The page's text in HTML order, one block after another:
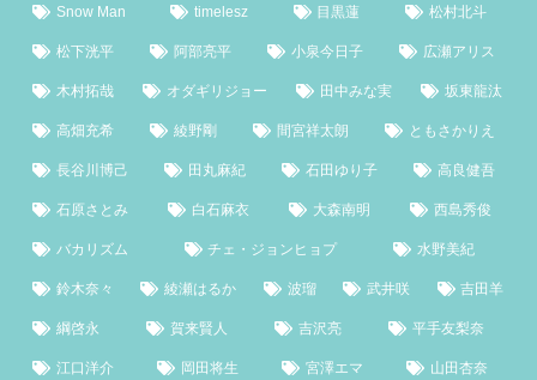
Snow Man timelesz 目黒蓮 松村北斗
松下洸平 阿部亮平 小泉今日子 広瀬アリス
木村拓哉 オダギリジョー 田中みな実 坂東龍汰
高畑充希 綾野剛 間宮祥太朗 ともさかりえ
長谷川博己 田丸麻紀 石田ゆり子 高良健吾
石原さとみ 白石麻衣 大森南明 西島秀俊
バカリズム チェ・ジョンヒョプ 水野美紀
鈴木奈々 綾瀬はるか 波瑠 武井咲 吉田羊
綱啓永 賀来賢人 吉沢亮 平手友梨奈
江口洋介 岡田将生 宮澤エマ 山田杏奈